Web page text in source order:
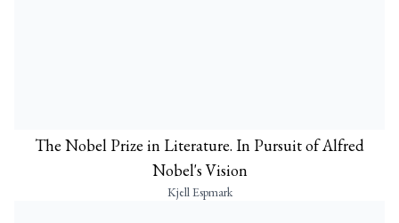
The Nobel Prize in Literature. In Pursuit of Alfred
Nobel's Vision
Kjell Espmark